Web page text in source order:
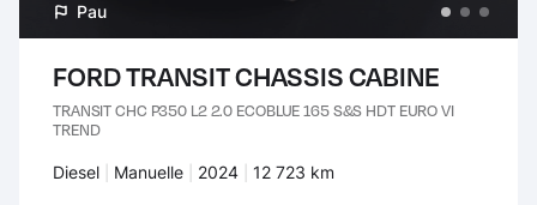
Pau
FORD TRANSIT CHASSIS CABINE
TRANSIT CHC P350 L2 2.0 ECOBLUE 165 S&S HDT EURO VI
TREND
Carburant :
Diesel Transmission :
Manuelle Années :
2024 Kilomètres :
12 723 km